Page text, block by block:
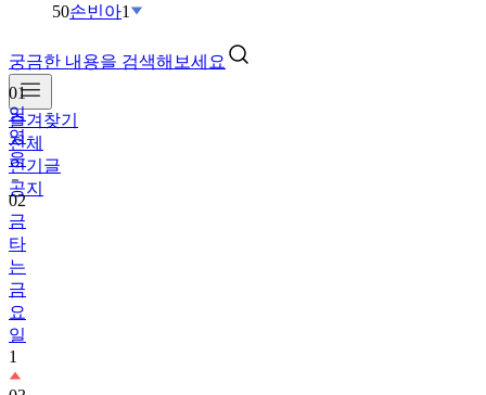
50손빈아1
궁금한 내용을 검색해보세요
즐겨찾기
전체
인기글
공지
01
임
영
웅
02
금
타
는
금
요
일
1